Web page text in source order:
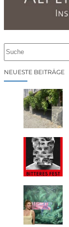
NEUESTE BEITRÄGE